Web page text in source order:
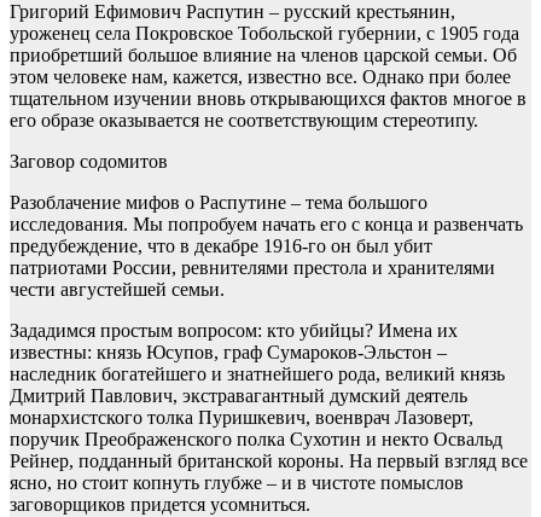
Григорий Ефимович Распутин – русский крестьянин,
уроженец села Покровское Тобольской губернии, с 1905 года
приобретший большое влияние на членов царской семьи. Об
этом человеке нам, кажется, известно все. Однако при более
тщательном изучении вновь открывающихся фактов многое в
его образе оказывается не соответствующим стереотипу.
Заговор содомитов
Разоблачение мифов о Распутине – тема большого
исследования. Мы попробуем начать его с конца и развенчать
предубеждение, что в декабре 1916-го он был убит
патриотами России, ревнителями престола и хранителями
чести августейшей семьи.
Зададимся простым вопросом: кто убийцы? Имена их
известны: князь Юсупов, граф Сумароков-Эльстон –
наследник богатейшего и знатнейшего рода, великий князь
Дмитрий Павлович, экстравагантный думский деятель
монархистского толка Пуришкевич, военврач Лазоверт,
поручик Преображенского полка Сухотин и некто Освальд
Рейнер, подданный британской короны. На первый взгляд все
ясно, но стоит копнуть глубже – и в чистоте помыслов
заговорщиков придется усомниться.